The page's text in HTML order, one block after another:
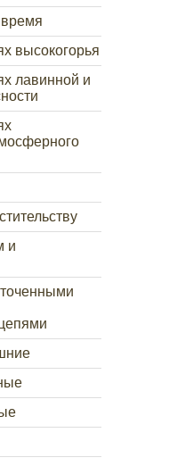
высокогорья
лавинной и
и